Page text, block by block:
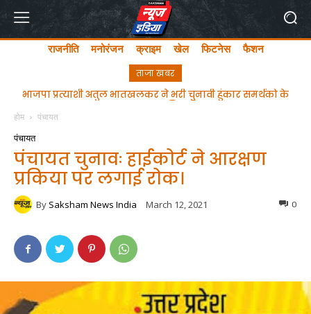
राजनीति मनोरंजन क्राइम खेल फिटनेस फैशन
ताजा खबर
ghgfhfghfghgfhgfhf
होम पंचायत
पंचायत
पंचायत चुनावः हाईकोर्ट ने आरक्षण
प्रकिया पर लगाई रोक।
By Saksham News India March 12, 2021 0